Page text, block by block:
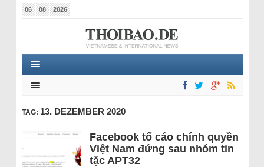
06 08 2026
TAG: 13. DEZEMBER 2020
Facebook tố cáo chính quyền
Việt Nam đứng sau nhóm tin
tặc APT32